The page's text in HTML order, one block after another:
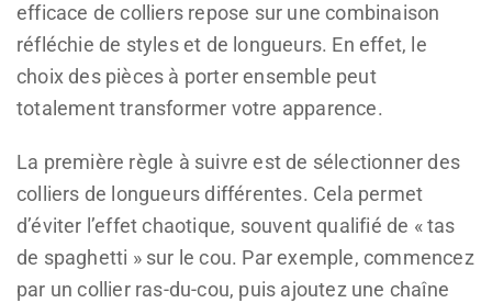
efficace de colliers repose sur une combinaison
réfléchie de styles et de longueurs. En effet, le
choix des pièces à porter ensemble peut
totalement transformer votre apparence.
La première règle à suivre est de sélectionner des
colliers de longueurs différentes. Cela permet
d’éviter l’effet chaotique, souvent qualifié de « tas
de spaghetti » sur le cou. Par exemple, commencez
par un collier ras-du-cou, puis ajoutez une chaîne